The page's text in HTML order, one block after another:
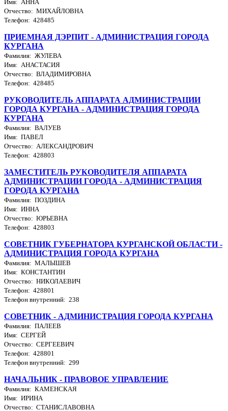
Имя: АННА
Отчество: МИХАЙЛОВНА
Телефон: 428485
ПРИЕМНАЯ ДЭРПИТ - АДМИНИСТРАЦИЯ ГОРОДА
КУРГАНА
Фамилия: ЖУЛЕВА
Имя: АНАСТАСИЯ
Отчество: ВЛАДИМИРОВНА
Телефон: 428485
РУКОВОДИТЕЛЬ АППАРАТА АДМИНИСТРАЦИИ
ГОРОДА КУРГАНА - АДМИНИСТРАЦИЯ ГОРОДА
КУРГАНА
Фамилия: ВАЛУЕВ
Имя: ПАВЕЛ
Отчество: АЛЕКСАНДРОВИЧ
Телефон: 428803
ЗАМЕСТИТЕЛЬ РУКОВОДИТЕЛЯ АППАРАТА
АДМИНИСТРАЦИИ ГОРОДА - АДМИНИСТРАЦИЯ
ГОРОДА КУРГАНА
Фамилия: ПОЗДИНА
Имя: ИННА
Отчество: ЮРЬЕВНА
Телефон: 428803
СОВЕТНИК ГУБЕРНАТОРА КУРГАНСКОЙ ОБЛАСТИ -
АДМИНИСТРАЦИЯ ГОРОДА КУРГАНА
Фамилия: МАЛЫШЕВ
Имя: КОНСТАНТИН
Отчество: НИКОЛАЕВИЧ
Телефон: 428801
Телефон внутренний: 238
СОВЕТНИК - АДМИНИСТРАЦИЯ ГОРОДА КУРГАНА
Фамилия: ПАЛЕЕВ
Имя: СЕРГЕЙ
Отчество: СЕРГЕЕВИЧ
Телефон: 428801
Телефон внутренний: 299
НАЧАЛЬНИК - ПРАВОВОЕ УПРАВЛЕНИЕ
Фамилия: КАМЕНСКАЯ
Имя: ИРИНА
Отчество: СТАНИСЛАВОВНА